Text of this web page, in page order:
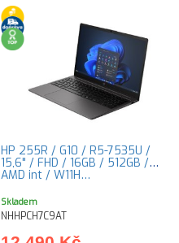
HP 255R / G10 / R5-7535U /
15,6" / FHD / 16GB / 512GB /
AMD int / W11H…
Skladem
NHHPCH7C9AT